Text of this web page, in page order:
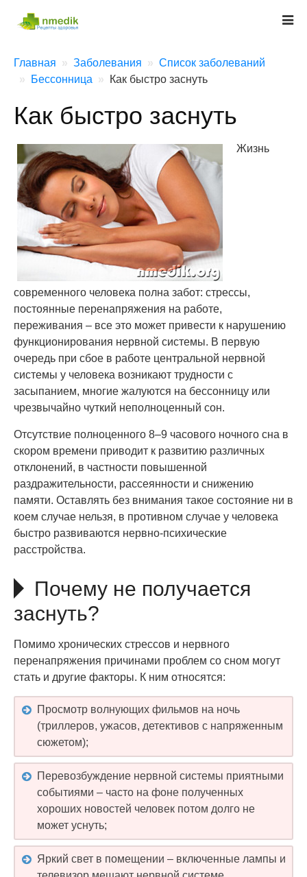
Главная Заболевания
Список заболеваний
Бессонница
Как быстро заснуть
Как быстро заснуть
Жизнь
современного человека полна забот: стрессы,
постоянные перенапряжения на работе,
переживания – все это может привести к нарушению
функционирования нервной системы. В первую
очередь при сбое в работе центральной нервной
системы у человека возникают трудности с
засыпанием, многие жалуются на бессонницу или
чрезвычайно чуткий неполноценный сон.
Отсутствие полноценного 8–9 часового ночного сна в
скором времени приводит к развитию различных
отклонений, в частности повышенной
раздражительности, рассеянности и снижению
памяти. Оставлять без внимания такое состояние ни в
коем случае нельзя, в противном случае у человека
быстро развиваются нервно-психические
расстройства.
Почему не получается
заснуть?
Помимо хронических стрессов и нервного
перенапряжения причинами проблем со сном могут
стать и другие факторы. К ним относятся:
Просмотр волнующих фильмов на ночь
(триллеров, ужасов, детективов с напряженным
сюжетом);
Перевозбуждение нервной системы приятными
событиями – часто на фоне полученных
хороших новостей человек потом долго не
может уснуть;
Яркий свет в помещении – включенные лампы и